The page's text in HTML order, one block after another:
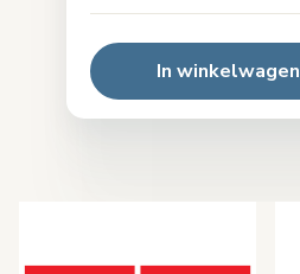
In winkelwagen